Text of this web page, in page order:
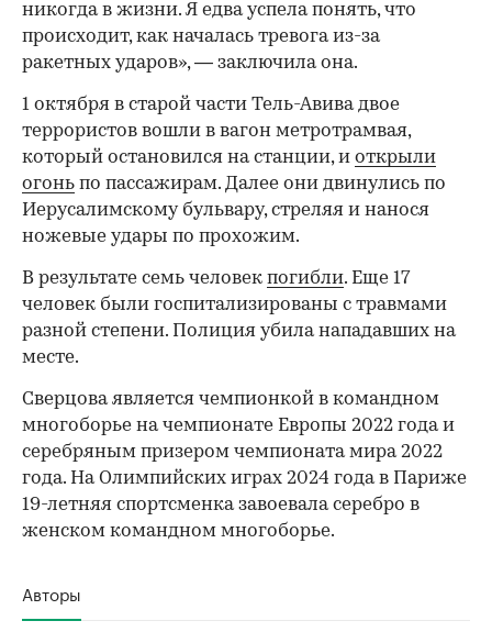
никогда в жизни. Я едва успела понять, что
происходит, как началась тревога из-за
ракетных ударов», — заключила она.
1 октября в старой части Тель-Авива двое
террористов вошли в вагон метротрамвая,
который остановился на станции, и открыли
огонь по пассажирам. Далее они двинулись по
Иерусалимскому бульвару, стреляя и нанося
ножевые удары по прохожим.
В результате семь человек погибли. Еще 17
человек были госпитализированы с травмами
разной степени. Полиция убила нападавших на
месте.
Сверцова является чемпионкой в командном
многоборье на чемпионате Европы 2022 года и
серебряным призером чемпионата мира 2022
года. На Олимпийских играх 2024 года в Париже
19-летняя спортсменка завоевала серебро в
женском командном многоборье.
Авторы